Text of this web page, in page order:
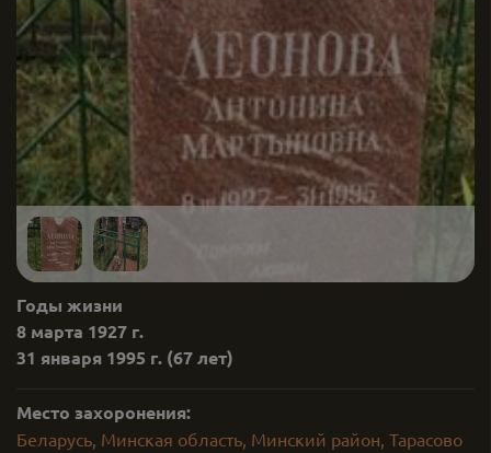
Годы жизни
8 марта 1927 г.
31 января 1995 г. (67 лет)
Место захоронения:
Беларусь, Минская область, Минский район, Тарасово